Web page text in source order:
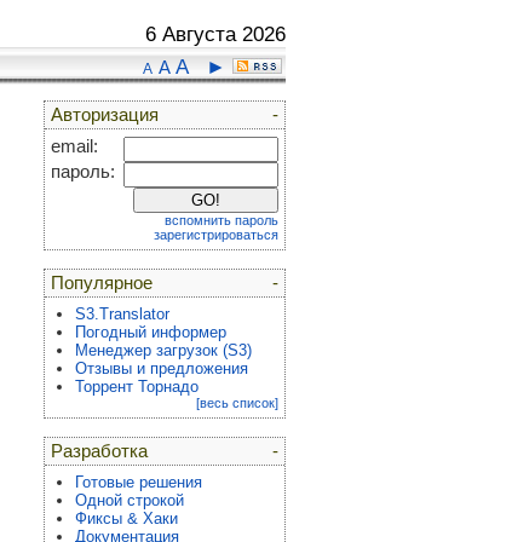
6 Августа 2026
A A A ►
-
Авторизация
email:
пароль:
вспомнить пароль
зарегистрироваться
-
Популярное
S3.Translator
Погодный информер
Менеджер загрузок (S3)
Отзывы и предложения
Торрент Торнадо
[весь список]
-
Разработка
Готовые решения
Одной строкой
Фиксы & Хаки
Документация